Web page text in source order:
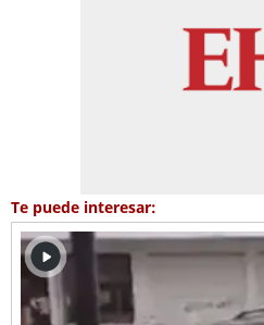
Te puede interesar: